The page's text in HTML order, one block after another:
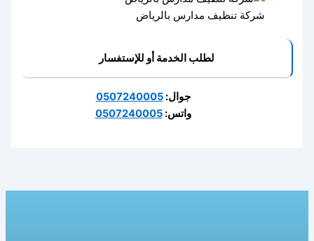
شركة تنظيف مدارس بالرياض
لطلب الخدمة أو للإستفسار
جوال:0507240005
واتس:0507240005